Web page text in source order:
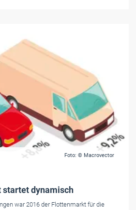
Foto: © Macrovector
startet dynamisch
war 2016 der Flottenmarkt für die